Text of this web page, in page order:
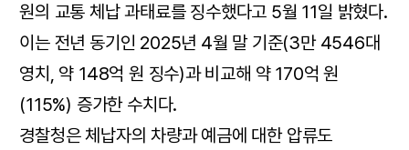
원의 교통 체납 과태료를 징수했다고 5월 11일 밝혔다.
이는 전년 동기인 2025년 4월 말 기준(3만 4546대
영치, 약 148억 원 징수)과 비교해 약 170억 원
(115%) 증가한 수치다.
경찰청은 체납자의 차량과 예금에 대한 압류도